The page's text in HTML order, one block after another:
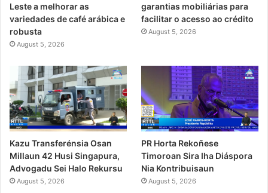
Leste a melhorar as
variedades de café arábica e
robusta
August 5, 2026
garantias mobiliárias para
facilitar o acesso ao crédito
August 5, 2026
Kazu Transferénsia Osan
Millaun 42 Husi Singapura,
Advogadu Sei Halo Rekursu
August 5, 2026
PR Horta Rekoñese
Timoroan Sira Iha Diáspora
Nia Kontribuisaun
August 5, 2026